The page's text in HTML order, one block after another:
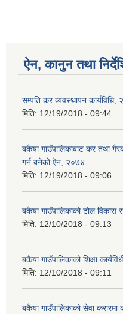
ऐन, कानुन तथा
सम्पति कर व्यवस्थापन कार्यविधि,
मिति: 12/19/2018 - 09:44
बकैया गाउँपालिकाबाट कर तथा
गर्न बनेको ऐन, २०७४
मिति: 12/19/2018 - 09:06
बकैया गाउँपालिकाको टोल विकास
मिति: 12/10/2018 - 09:13
बकैया गाउँपालिकाको शिक्षा
मिति: 12/10/2018 - 09:11
बकैया गाउँपालिकाको सेवा करारमा